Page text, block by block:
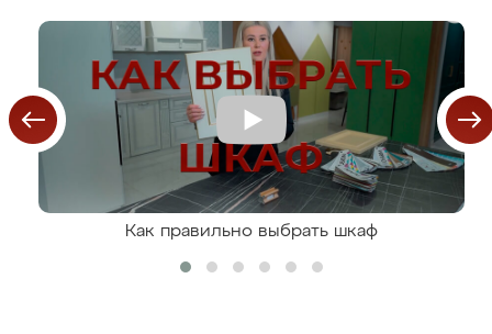
Как правильно выбрать шкаф